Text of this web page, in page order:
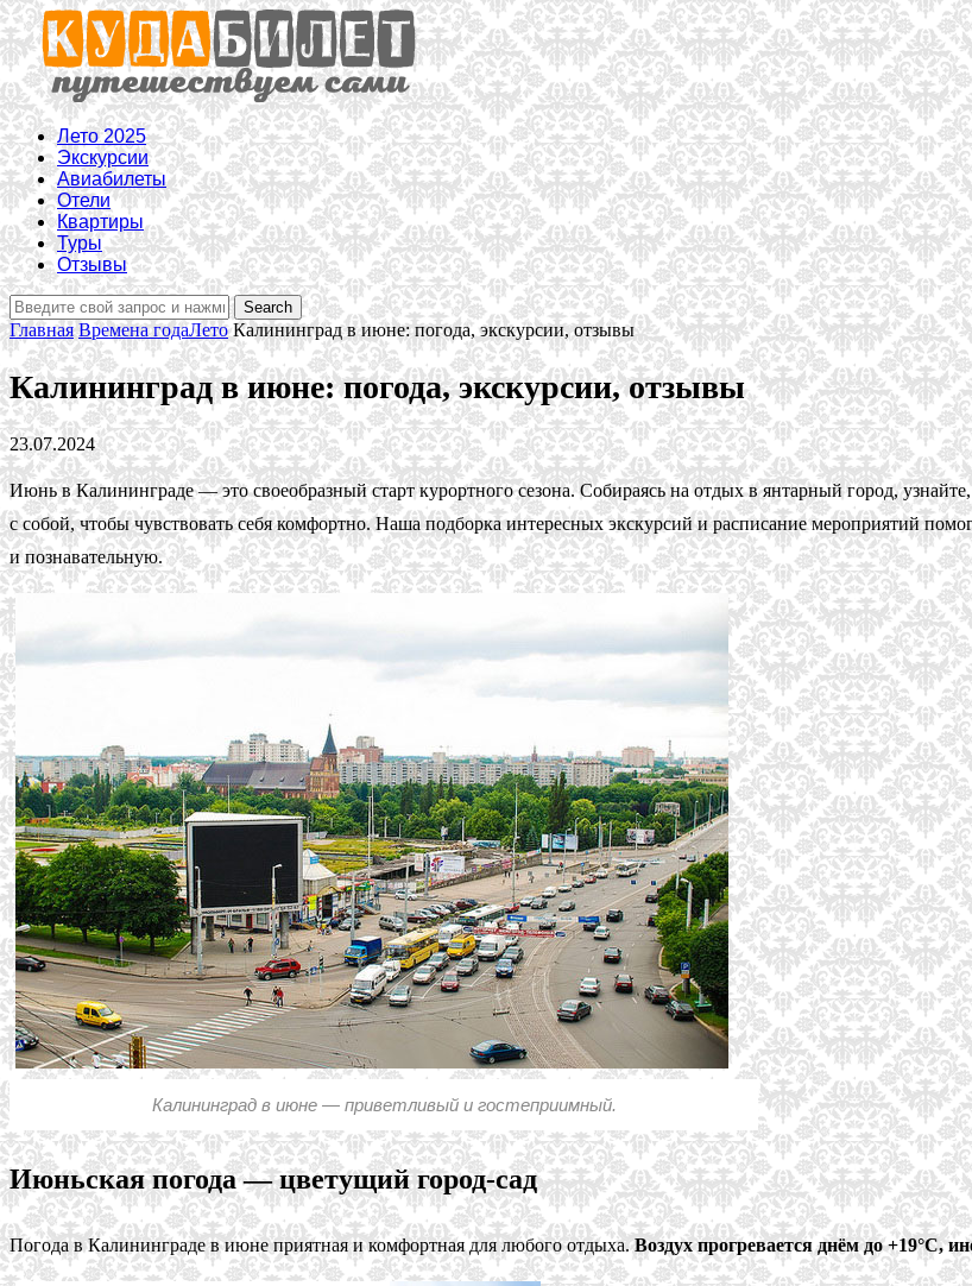
Лето 2025
Экскурсии
Авиабилеты
Отели
Квартиры
Туры
Отзывы
Главная Времена годаЛето Калининград в июне: погода, экскурсии, отзывы
Калининград в июне: погода, экскурсии, отзывы
23.07.2024
Июнь в Калининграде — это своеобразный старт курортного сезона. Собираясь на отдых в янтарный город,
с собой, чтобы чувствовать себя комфортно. Наша подборка интересных экскурсий и расписание мероприятий
и познавательную.
Калининград в июне — приветливый и гостеприимный.
Июньская погода — цветущий город-сад
Погода в Калининграде в июне приятная и комфортная для любого отдыха.Воздух прогревается днём до +19°C,